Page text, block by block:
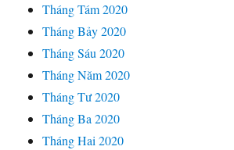
Tháng Tám 2020
Tháng Bảy 2020
Tháng Sáu 2020
Tháng Năm 2020
Tháng Tư 2020
Tháng Ba 2020
Tháng Hai 2020